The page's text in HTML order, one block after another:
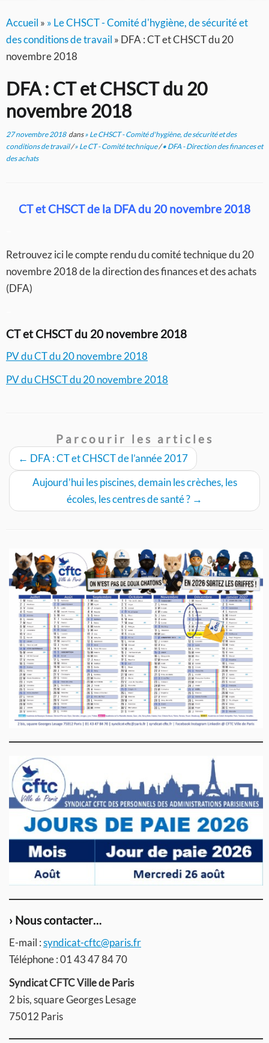
Accueil » » Le CHSCT - Comité d'hygiène, de sécurité et
des conditions de travail » DFA : CT et CHSCT du 20
novembre 2018
DFA : CT et CHSCT du 20
novembre 2018
27 novembre 2018dans» Le CHSCT - Comité d'hygiène, de sécurité et des
conditions de travail/» Le CT - Comité technique/• DFA - Direction des finances et
des achats
CT et CHSCT de la DFA du 20 novembre 2018
Retrouvez ici le compte rendu du comité technique du 20
novembre 2018 de la direction des finances et des achats
(DFA)
CT et CHSCT du 20 novembre 2018
PV du CT du 20 novembre 2018
PV du CHSCT du 20 novembre 2018
Parcourir les articles
← DFA : CT et CHSCT de l’année 2017
Aujourd’hui les piscines, demain les crèches, les
écoles, les centres de santé ? →
› Nous contacter…
E-mail :syndicat-cftc@paris.fr
Téléphone : 01 43 47 84 70
Syndicat CFTC Ville de Paris
2 bis, square Georges Lesage
75012 Paris